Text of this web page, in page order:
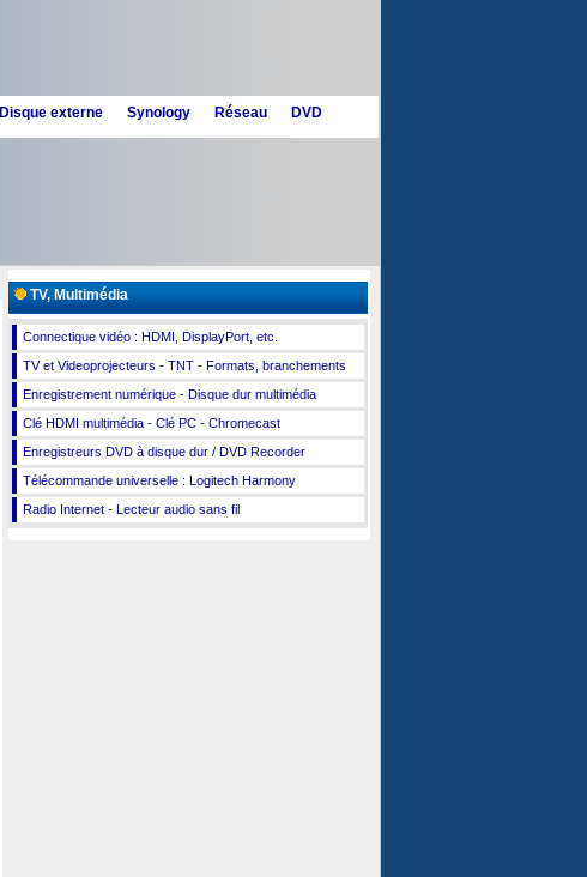
Disque externe Synology Réseau DVD
TV, Multimédia
Connectique vidéo : HDMI, DisplayPort, etc.
TV et Videoprojecteurs - TNT - Formats, branchements
Enregistrement numérique - Disque dur multimédia
Clé HDMI multimédia - Clé PC - Chromecast
Enregistreurs DVD à disque dur / DVD Recorder
Télécommande universelle : Logitech Harmony
Radio Internet - Lecteur audio sans fil